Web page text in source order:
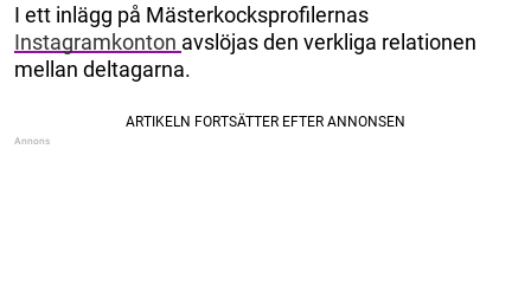
I ett inlägg på Mästerkocksprofilernas
Instagramkonton avslöjas den verkliga relationen
mellan deltagarna.